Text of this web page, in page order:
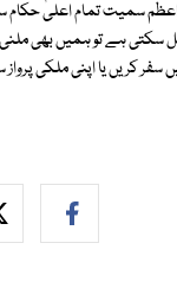
سمیت تمام اعلیٰ
مل سکتی ہے تو ہمیں بھی
کریں یا اپنی ملکی